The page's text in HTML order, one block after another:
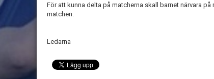
För att kunna delta på matcherna skall barnet närvara
matchen.
Ledarna